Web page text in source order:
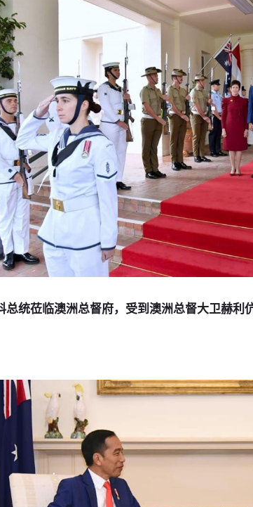
总统莅临澳洲总督府，受到澳洲总督大卫赫利